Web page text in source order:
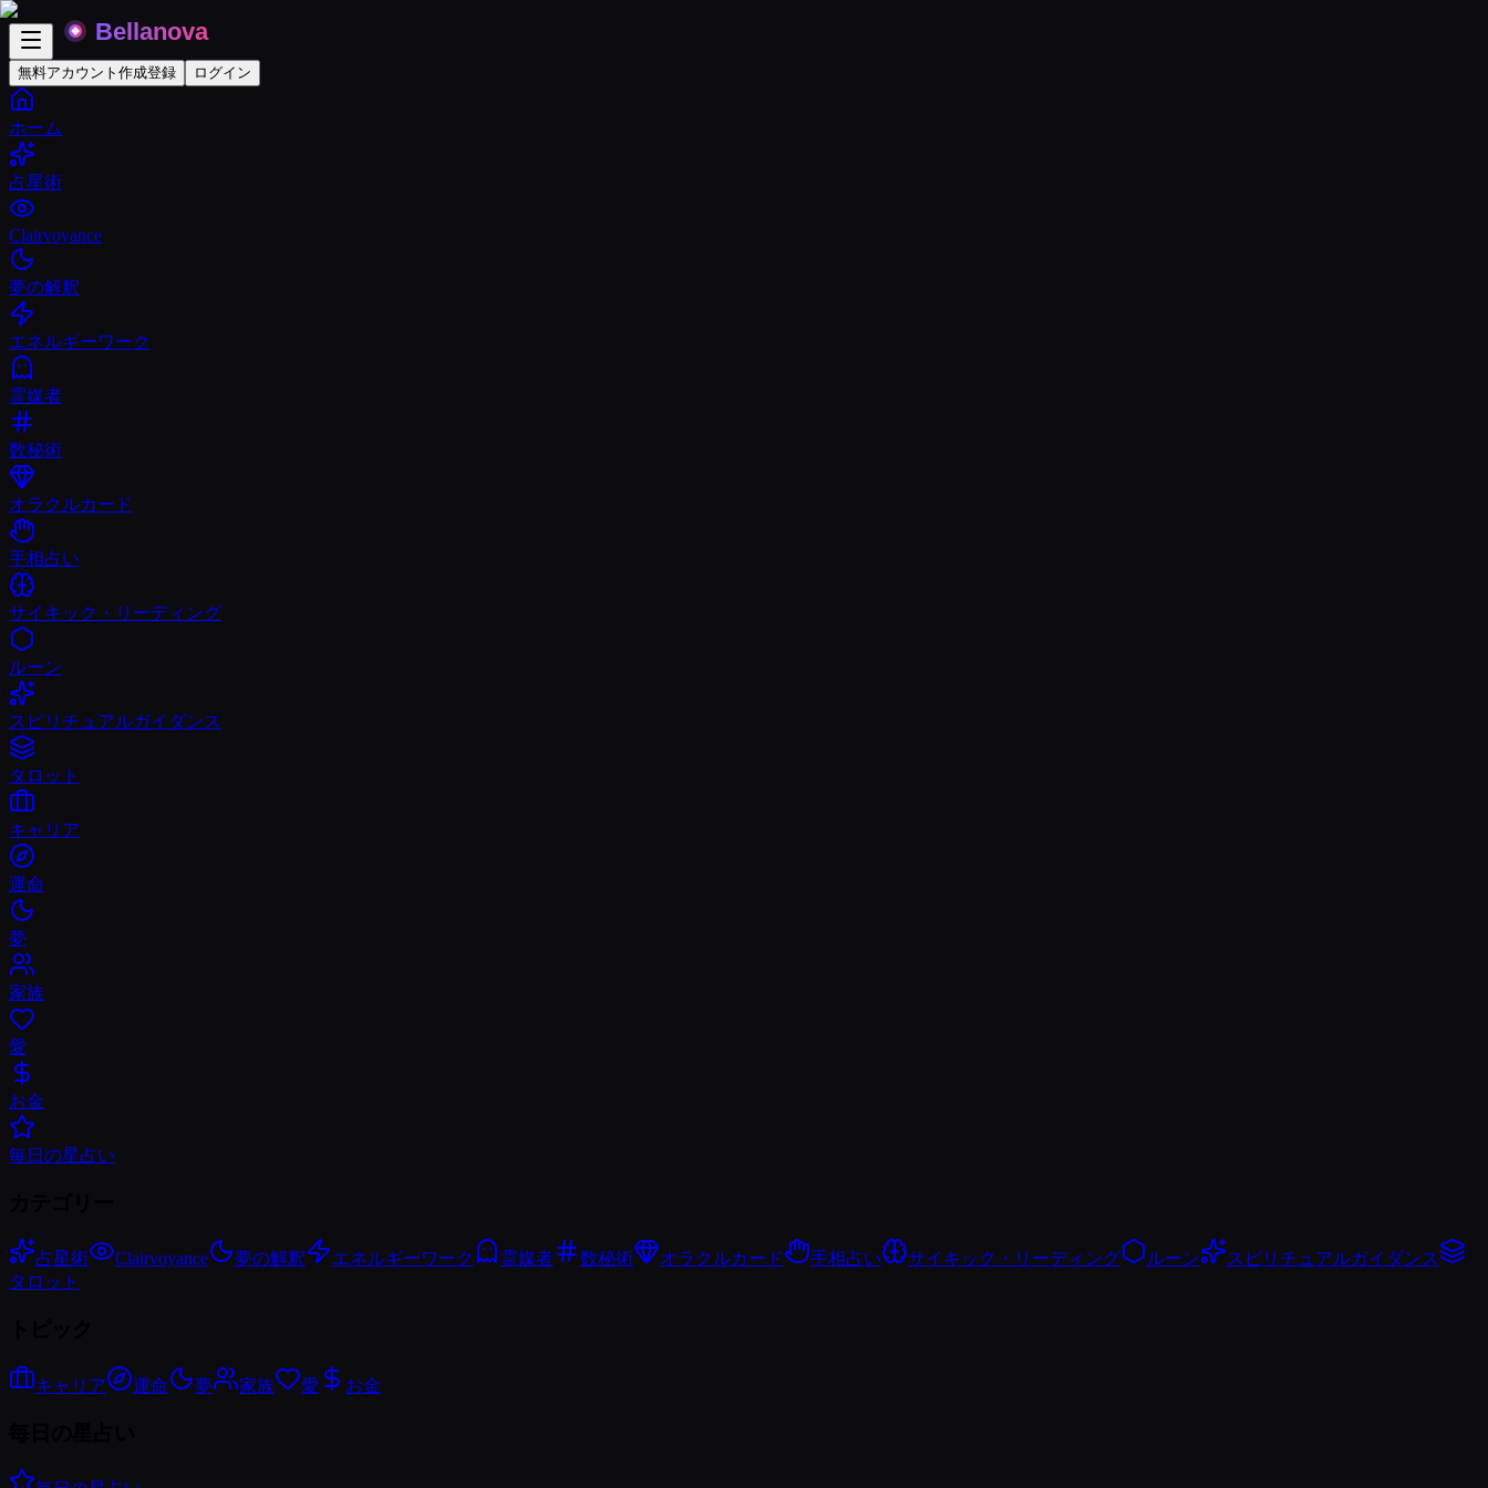
無料アカウント作成登録 ログイン
ホーム
占星術
Clairvoyance
夢の解釈
エネルギーワーク
霊媒者
数秘術
オラクルカード
手相占い
サイキック・リーディング
ルーン
スピリチュアルガイダンス
タロット
キャリア
運命
夢
家族
愛
お金
毎日の星占い
占星術 Clairvoyance 夢の解釈 エネルギーワーク 霊媒者 数秘術 オラクルカード 手相占い サイキック・リーディング ルーン
スピリチュアルガイダンス
タロット
キャリア 運命 夢 家族 愛 お金